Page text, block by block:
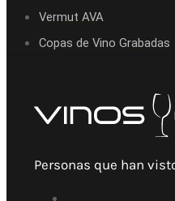
Vermut AVA
Copas de Vino Grabadas
Personas que han